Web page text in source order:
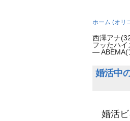
ホーム (オリ
西澤アナ
フッたハ
— ABEMA(
婚活中
婚活ビ